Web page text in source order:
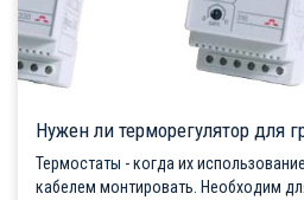
Нужен ли терморегулятор для
Термостаты - когда их
кабелем монтировать. Необходим